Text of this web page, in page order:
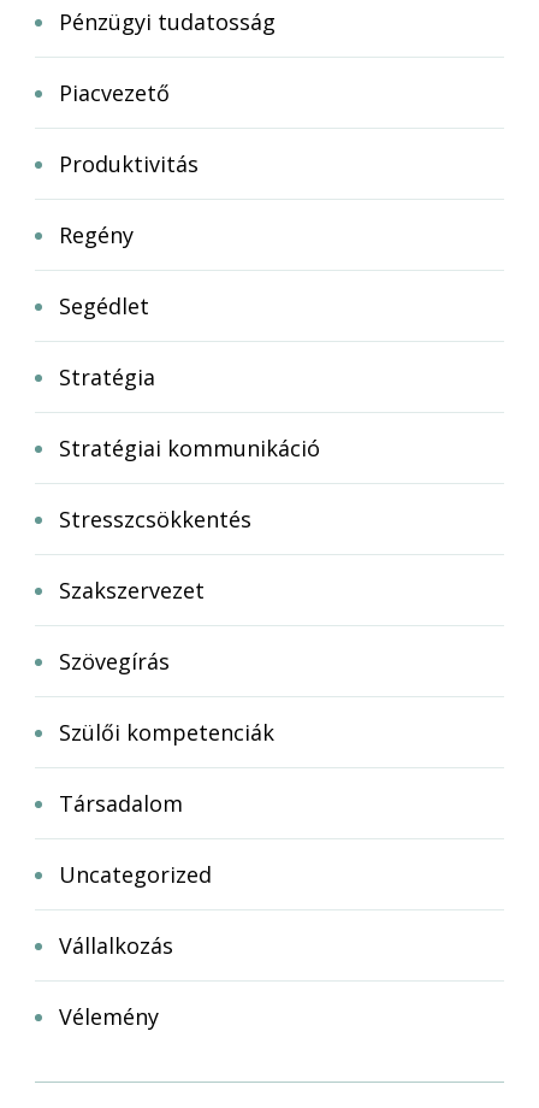
Pénzügyi tudatosság
Piacvezető
Produktivitás
Regény
Segédlet
Stratégia
Stratégiai kommunikáció
Stresszcsökkentés
Szakszervezet
Szövegírás
Szülői kompetenciák
Társadalom
Uncategorized
Vállalkozás
Vélemény